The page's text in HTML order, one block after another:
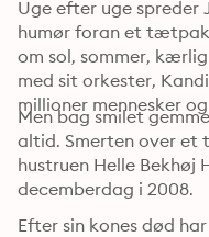
Uge efter uge spreder
humør foran et
om sol, sommer,
med sit orkester,
millioner mennesker
Men bag smilet
altid. Smerten over et
hustruen Helle Bekhøj
decemberdag i 2008.
Efter sin kones død